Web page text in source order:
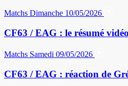
Matchs Dimanche 10/05/2026
CF63 / EAG : le résumé
Matchs Samedi 09/05/2026
CF63 / EAG : réaction de